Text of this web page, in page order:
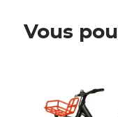
Vous